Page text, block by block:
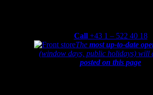
Call+43 1 – 522 40 18
The most up-to-date
(window days, public holidays) will
posted on this page